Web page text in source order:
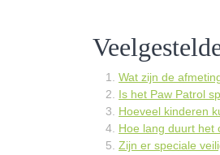
Wat zijn de
Is het Paw Patrol
Hoeveel kinderen
Hoe lang duurt het
Zijn er speciale